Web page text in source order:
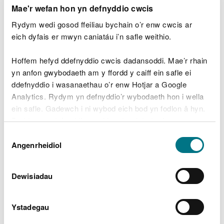
Mae'r wefan hon yn defnyddio cwcis
Rydym wedi gosod ffeiliau bychain o’r enw cwcis ar
eich dyfais er mwyn caniatáu i’n safle weithio.
Hoffem hefyd ddefnyddio cwcis dadansoddi. Mae’r rhain
yn anfon gwybodaeth am y ffordd y caiff ein safle ei
ddefnyddio i wasanaethau o’r enw Hotjar a Google
Analytics. Rydym yn defnyddio’r wybodaeth hon i wella
ein safle. Gadewch i ni wybod eich bod yn fodlon â hyn.
Byddwn yn defnyddio cwci i gadw eich dewis.
Gellirdarllen mwy am ein cwcis cyn i chi ddewis.
Caniatâd
Angenrheidiol
Dewisiadau
Ystadegau
gynaliadwy
Mae'r thema hon yn ymwneud â gweithio gyda'n
gilydd fel bod modd datblygu cyfleoedd
cynaliadwy ar gyfer yr economi a'r amgylchedd.